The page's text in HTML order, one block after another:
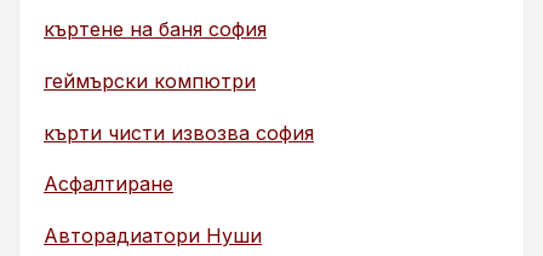
къртене на баня софия
геймърски компютри
кърти чисти извозва софия
Асфалтиране
Авторадиатори Нуши